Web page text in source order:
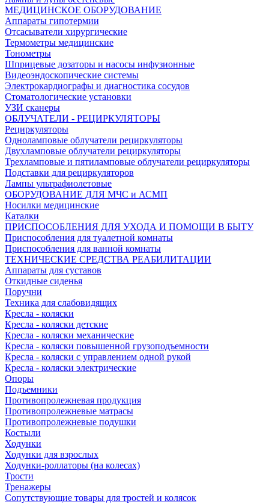
МЕДИЦИНСКОЕ ОБОРУДОВАНИЕ
Аппараты гипотермии
Отсасыватели хирургические
Термометры медицинские
Тонометры
Шприцевые дозаторы и насосы инфузионные
Видеоэндоскопические системы
Электрокардиографы и диагностика сосудов
Стоматологические установки
УЗИ сканеры
ОБЛУЧАТЕЛИ - РЕЦИРКУЛЯТОРЫ
Рециркуляторы
Одноламповые облучатели рециркуляторы
Двухламповые облучатели рециркуляторы
Трехламповые и пятиламповые облучатели рециркуляторы
Подставки для рециркуляторов
Лампы ультрафиолетовые
ОБОРУДОВАНИЕ ДЛЯ МЧС и АСМП
Носилки медицинские
Каталки
ПРИСПОСОБЛЕНИЯ ДЛЯ УХОДА И ПОМОЩИ В БЫТУ
Приспособления для туалетной комнаты
Приспособления для ванной комнаты
ТЕХНИЧЕСКИЕ СРЕДСТВА РЕАБИЛИТАЦИИ
Аппараты для суставов
Откидные сиденья
Поручни
Техника для слабовидящих
Кресла - коляски
Кресла - коляски детские
Кресла - коляски механические
Кресла - коляски повышенной грузоподъемности
Кресла - коляски с управлением одной рукой
Кресла - коляски электрические
Опоры
Подъемники
Противопролежневая продукция
Противопролежневые матрасы
Противопролежневые подушки
Костыли
Ходунки
Ходунки для взрослых
Ходунки-роллаторы (на колесах)
Трости
Тренажеры
Сопутствующие товары для тростей и колясок